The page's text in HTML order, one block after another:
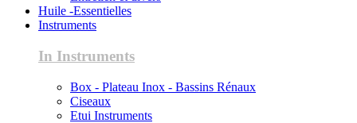
Huile -Essentielles
Instruments
In Instruments
Box - Plateau Inox - Bassins Rénaux
Ciseaux
Etui Instruments